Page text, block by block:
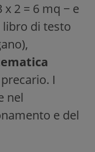
2 = 6 mq − e
libro di testo
I
nel
e del